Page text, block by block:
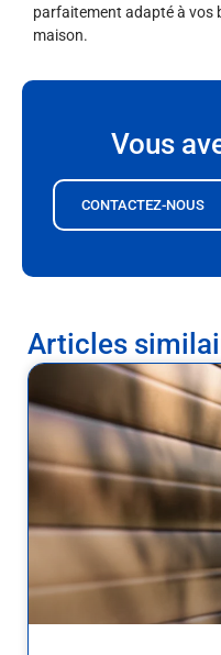
Vous
CONTACTEZ-NOUS
parfaitement adapté à vos
maison.
Articles